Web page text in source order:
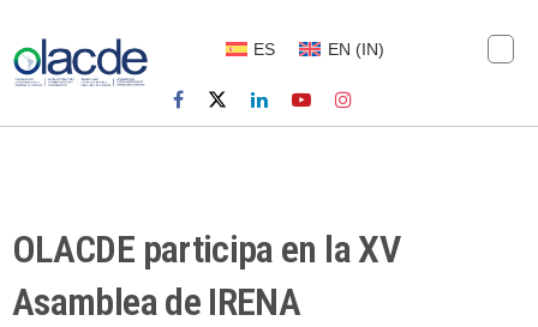
ES EN (IN)
OLACDE participa en la XV
Asamblea de IRENA